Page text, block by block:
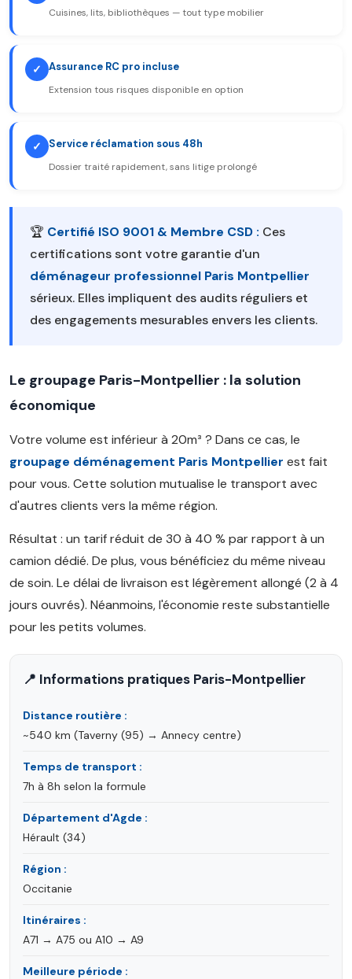
Cuisines, lits, bibliothèques — tout type mobilier
✓ Assurance RC pro incluse
Extension tous risques disponible en option
✓ Service réclamation sous 48h
Dossier traité rapidement, sans litige prolongé
🏆 Certifié ISO 9001 & Membre CSD : Ces
certifications sont votre garantie d'un
déménageur professionnel Paris Montpellier
sérieux. Elles impliquent des audits réguliers et
des engagements mesurables envers les clients.
Le groupage Paris-Montpellier : la solution
économique
Votre volume est inférieur à 20m³ ? Dans ce cas, le
groupage déménagement Paris Montpellier est fait
pour vous. Cette solution mutualise le transport avec
d'autres clients vers la même région.
Résultat : un tarif réduit de 30 à 40 % par rapport à un
camion dédié. De plus, vous bénéficiez du même niveau
de soin. Le délai de livraison est légèrement allongé (2 à 4
jours ouvrés). Néanmoins, l'économie reste substantielle
pour les petits volumes.
📍 Informations pratiques Paris-Montpellier
Distance routière :
~540 km (Taverny (95) → Annecy centre)
Temps de transport :
7h à 8h selon la formule
Département d'Agde :
Hérault (34)
Région :
Occitanie
Itinéraires :
A71 → A75 ou A10 → A9
Meilleure période :